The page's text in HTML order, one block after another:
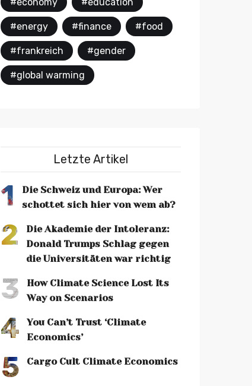
#economy #education
#energy #finance #food
#frankreich #gender
#global warming
Letzte Artikel
1
Die Schweiz und Europa: Wer
schottet sich hier von wem ab?
2
Die Akademie der Intoleranz:
Donald Trumps Schlag gegen
die Universitäten war richtig
3
How Climate Science Lost Its
Way on Scenarios
4
You Can’t Trust ‘Climate
Economics’
5 Cargo Cult Climate Economics